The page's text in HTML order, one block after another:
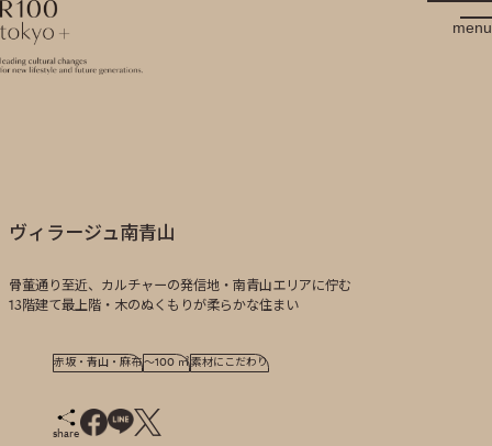
R100 tokyo
menu
ヴィラージュ南青山
骨董通り至近、カルチャーの発信地・南青山エリアに佇む
13階建て最上階・木のぬくもりが柔らかな住まい
赤坂・青山・麻布 ～100 ㎡ 素材にこだわり
share